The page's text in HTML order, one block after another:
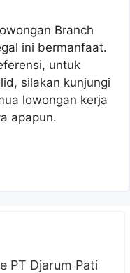
Branch
ini bermanfaat.
untuk
silakan kunjungi
lowongan kerja
apapun.
PT Djarum Pati